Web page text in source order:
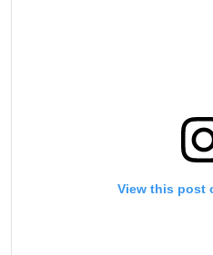
View this post